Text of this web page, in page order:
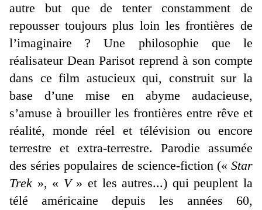
autre but que de tenter constamment de
repousser toujours plus loin les frontières de
l’imaginaire ? Une philosophie que le
réalisateur Dean Parisot reprend à son compte
dans ce film astucieux qui, construit sur la
base d’une mise en abyme audacieuse,
s’amuse à brouiller les frontières entre rêve et
réalité, monde réel et télévision ou encore
terrestre et extra-terrestre. Parodie assumée
des séries populaires de science-fiction (« Star
Trek », « V » et les autres...) qui peuplent la
télé américaine depuis les années 60,